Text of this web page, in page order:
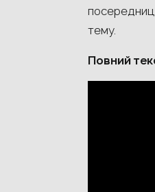
тему.
Повний